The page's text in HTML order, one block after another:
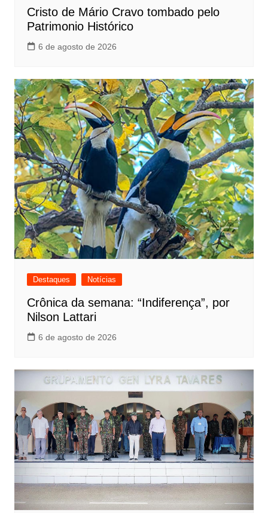
Cristo de Mário Cravo tombado pelo
Patrimonio Histórico
6 de agosto de 2026
Destaques Notícias
Crônica da semana: “Indiferença”, por
Nilson Lattari
6 de agosto de 2026